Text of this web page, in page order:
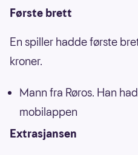
Første brett
En spiller hadde første
kroner.
Mann fra Røros. Han
mobilappen
Extrasjansen